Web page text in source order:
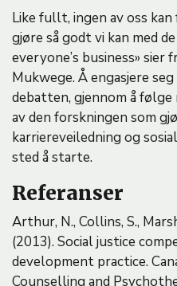
Like fullt, ingen av oss
gjøre så godt vi kan med
everyone’s business» sier
Mukwege. Å engasjere
debatten, gjennom å følge
av den forskningen som
karriereveiledning og
sted å starte.
Referanser
Arthur, N., Collins, S.,
(2013). Social justice
development practice.
Counselling and